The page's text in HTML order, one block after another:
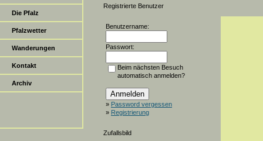
Die Pfalz
Pfalzwetter
Wanderungen
Kontakt
Archiv
Registrierte Benutzer
Benutzername:
Passwort:
Beim nächsten Besuch
automatisch anmelden?
» Password vergessen
» Registrierung
Zufallsbild